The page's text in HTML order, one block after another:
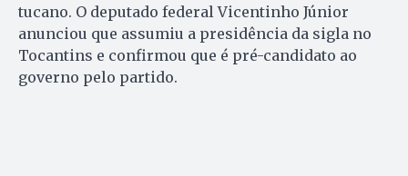
tucano. O deputado federal Vicentinho Júnior
anunciou que assumiu a presidência da sigla no
Tocantins e confirmou que é pré-candidato ao
governo pelo partido.